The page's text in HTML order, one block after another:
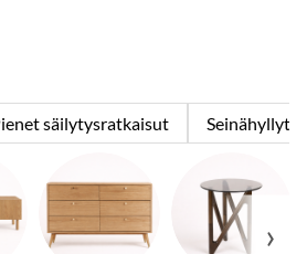
säilytysratkaisut Seinähyllyt